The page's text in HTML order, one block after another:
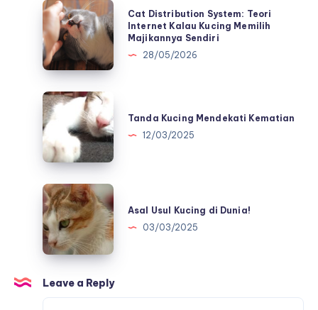
Cat
Distribution
System:
Teori
Internet
Kalau
Kucing
Memilih
Majikannya
Sendiri
Cat Distribution System: Teori
Internet Kalau Kucing Memilih
Majikannya Sendiri
28/05/2026
Tanda
Kucing
Mendekati
Kematian
Tanda Kucing Mendekati Kematian
12/03/2025
Asal
Usul
Kucing
di
Dunia!
Asal Usul Kucing di Dunia!
03/03/2025
Leave a Reply